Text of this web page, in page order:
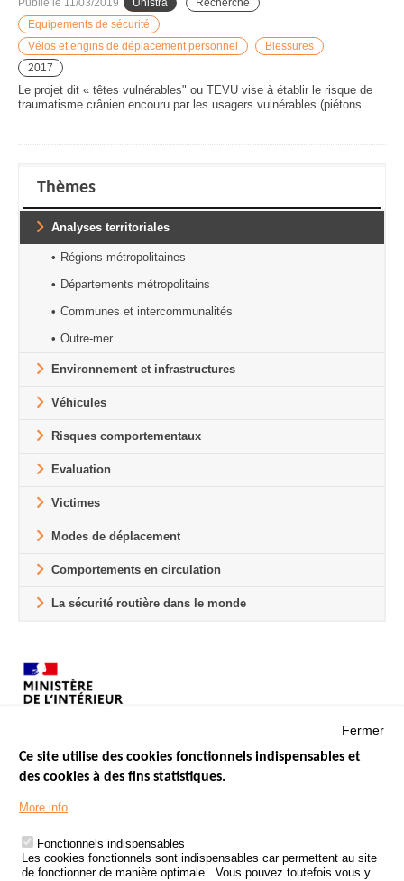
Publié le 11/03/2019 Unistra
Recherche
Equipements de sécurité
Vélos et engins de déplacement personnel
Blessures
2017
Le projet dit « têtes vulnérables" ou TEVU vise à établir le risque de
traumatisme crânien encouru par les usagers vulnérables (piétons...
Thèmes
Analyses territoriales
Régions métropolitaines
Départements métropolitains
Communes et intercommunalités
Outre-mer
Environnement et infrastructures
Véhicules
Risques comportementaux
Evaluation
Victimes
Modes de déplacement
Comportements en circulation
La sécurité routière dans le monde
Menu
Footer
LES SITES PUBLICS
ÉTAT DE L’INSÉCURITÉ ROUTIÈRE
TRAITEMENT DES DONNÉES PERSONNELLES DES ACCIDENTS DE
LA ROUTE
Fermer
Ce site utilise des cookies fonctionnels indispensables et
des cookies à des fins statistiques.
More info
Fonctionnels indispensables
Les cookies fonctionnels sont indispensables car permettent au site
de fonctionner de manière optimale . Vous pouvez toutefois vous y